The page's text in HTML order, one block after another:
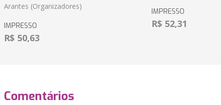
Arantes (Organizadores)
IMPRESSO
R$ 50,63
IMPRESSO
R$ 52,31
Comentários